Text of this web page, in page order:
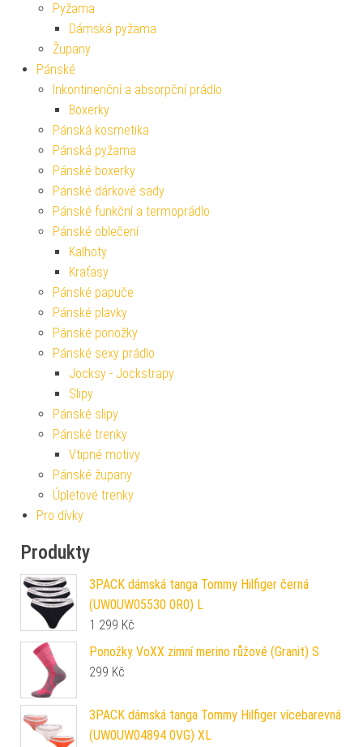
Pyžama
Dámská pyžama
Župany
Pánské
Inkontinenční a absorpční prádlo
Boxerky
Pánská kosmetika
Pánská pyžama
Pánské boxerky
Pánské dárkové sady
Pánské funkční a termoprádlo
Pánské oblečení
Kalhoty
Kraťasy
Pánské papuče
Pánské plavky
Pánské ponožky
Pánské sexy prádlo
Jocksy - Jockstrapy
Slipy
Pánské slipy
Pánské trenky
Vtipné motivy
Pánské župany
Úpletové trenky
Pro dívky
Produkty
3PACK dámská tanga Tommy Hilfiger černá
(UW0UW05530 0R0) L
1 299 Kč
Ponožky VoXX zimní merino růžové (Granit) S
299 Kč
3PACK dámská tanga Tommy Hilfiger vícebarevná
(UW0UW04894 0VG) XL